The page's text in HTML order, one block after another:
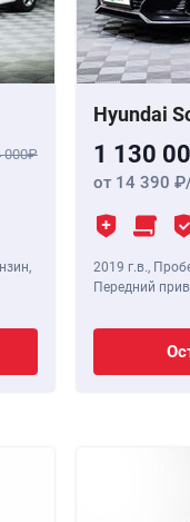
000
Hyundai
1 130
от 14 390
2019 г.в.,
Передний